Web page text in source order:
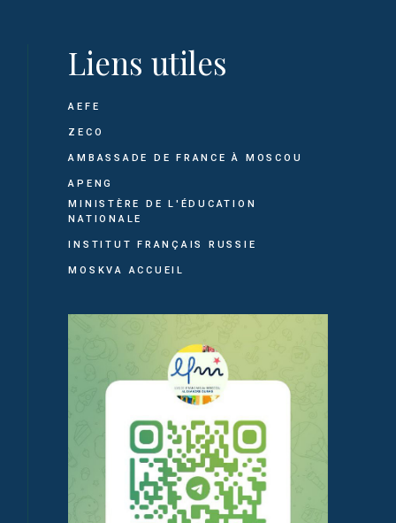
Liens utiles
AEFE
ZECO
AMBASSADE DE FRANCE À MOSCOU
APENG
MINISTÈRE DE L'ÉDUCATION
NATIONALE
INSTITUT FRANÇAIS RUSSIE
MOSKVA ACCUEIL